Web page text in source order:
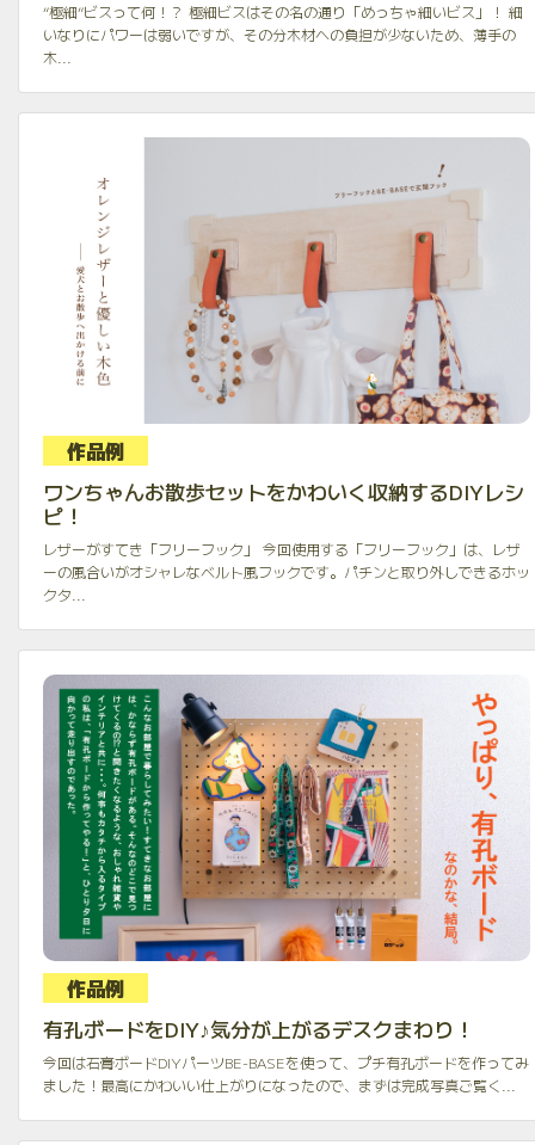
“極細”ビスって何！？ 極細ビスはその名の通り「めっちゃ細いビス」！ 細
いなりにパワーは弱いですが、その分木材への負担が少ないため、薄手の
木...
作品例
ワンちゃんお散歩セットをかわいく収納するDIYレシ
ピ！
レザーがすてき「フリーフック」 今回使用する「フリーフック」は、レザ
ーの風合いがオシャレなベルト風フックです。パチンと取り外しできるホッ
クタ...
作品例
有孔ボードをDIY♪気分が上がるデスクまわり！
今回は石膏ボードDIYパーツBE-BASEを使って、プチ有孔ボードを作ってみ
ました！最高にかわいい仕上がりになったので、まずは完成写真ご覧く...